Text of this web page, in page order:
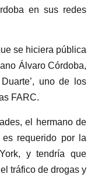
en sus redes
se hiciera pública
Álvaro Córdoba,
uno de los
FARC.
el hermano de
es requerido por la
y tendría que
tráfico de drogas y